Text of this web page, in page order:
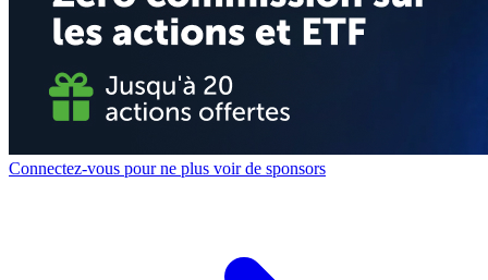
Connectez-vous pour ne plus voir de sponsors